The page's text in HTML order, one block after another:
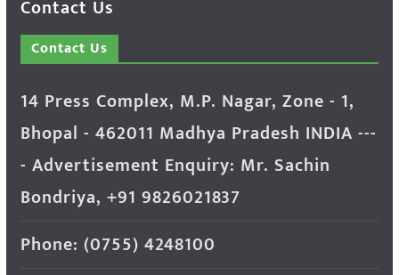
Contact Us
Contact Us
14 Press Complex, M.P. Nagar, Zone - 1,
Bhopal - 462011 Madhya Pradesh INDIA ---
- Advertisement Enquiry: Mr. Sachin
Bondriya, +91 9826021837
Phone: (0755) 4248100